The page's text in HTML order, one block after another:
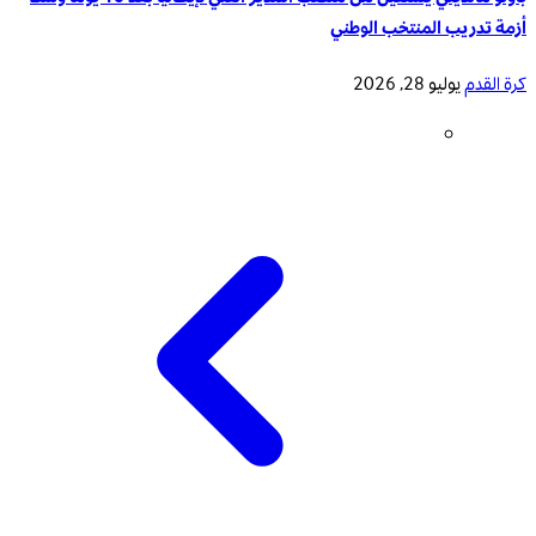
أزمة تدريب المنتخب الوطني
كرة القدميوليو 28, 2026